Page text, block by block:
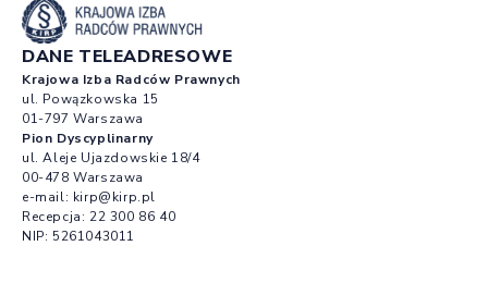
DANE TELEADRESOWE
Krajowa Izba Radców Prawnych
ul. Powązkowska 15
01-797 Warszawa
Pion Dyscyplinarny
ul. Aleje Ujazdowskie 18/4
00-478 Warszawa
e-mail: kirp@kirp.pl
Recepcja: 22 300 86 40
NIP: 5261043011